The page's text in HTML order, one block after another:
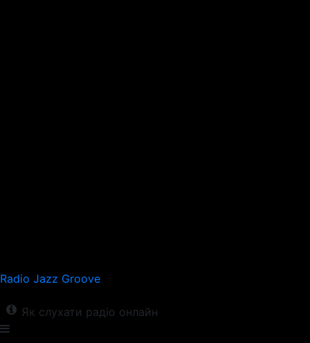
Radio Jazz Groove
Як слухати радіо онлайн